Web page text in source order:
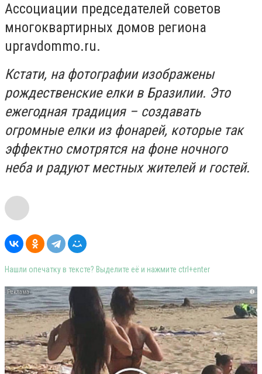
Ассоциации председателей советов
многоквартирных домов региона
upravdommo.ru.
Кстати, на фотографии изображены
рождественские елки в Бразилии. Это
ежегодная традиция – создавать
огромные елки из фонарей, которые так
эффектно смотрятся на фоне ночного
неба и радуют местных жителей и гостей.
Нашли опечатку в тексте? Выделите её и нажмите ctrl+enter
i